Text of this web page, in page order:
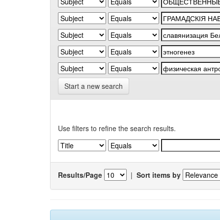
Start a new search
Use filters to refine the search results.
Results/Page | Sort items by